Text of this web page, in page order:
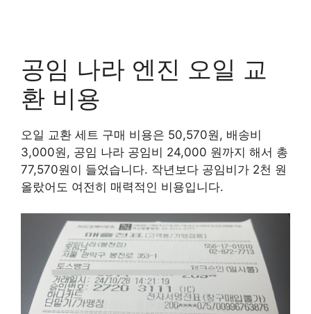
공임 나라 엔진 오일 교
환 비용
오일 교환 세트 구매 비용은 50,570원, 배송비
3,000원, 공임 나라 공임비 24,000 원까지 해서 총
77,570원이 들었습니다. 작년보다 공임비가 2천 원
올랐어도 여전히 매력적인 비용입니다.